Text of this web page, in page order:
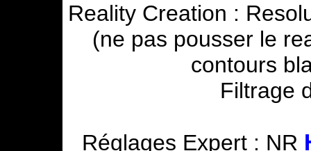
Reality Creation :
(ne pas pousser le
contours
Filtrage
Réglages Expert : NR